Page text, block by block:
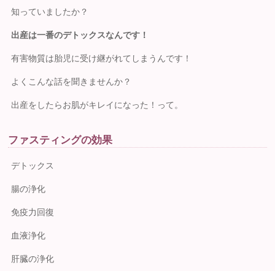
知っていましたか？
出産は一番のデトックスなんです！
有害物質は胎児に受け継がれてしまうんです！
よくこんな話を聞きませんか？
出産をしたらお肌がキレイになった！って。
ファスティングの効果
デトックス
腸の浄化
免疫力回復
血液浄化
肝臓の浄化